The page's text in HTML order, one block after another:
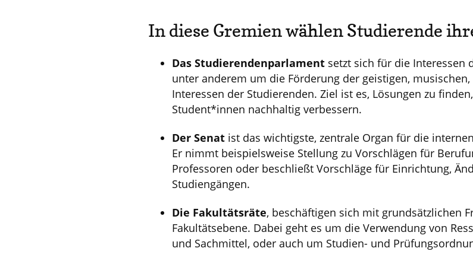
In diese Gremien wählen Studierende
Das Studierendenparlamentsetzt sich für die Interessen
unter anderem um die Förderung der geistigen,
Interessen der Studierenden. Ziel ist es, Lösungen zu
Student*innen nachhaltig verbessern.
Der Senatist das wichtigste, zentrale Organ für die
Er nimmt beispielsweise Stellung zu Vorschlägen für
Professoren oder beschließt Vorschläge für Einrichtung,
Studiengängen.
Die Fakultätsräte, beschäftigen sich mit grundsätzlichen
Fakultätsebene. Dabei geht es um die Verwendung von
und Sachmittel, oder auch um Studien- und